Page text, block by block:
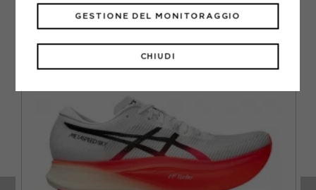
CONSIGLIATI DA NOI
CHIUDI
GESTIONE DEL MONITORAGGIO